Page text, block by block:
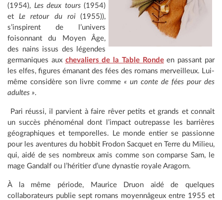
(1954), Les deux tours(1954)
et Le retour du roi(1955)),
s’inspirent de l’univers
foisonnant du Moyen Âge,
des nains issus des légendes
germaniques aux chevaliers de la Table Rondeen passant par
les elfes, figures émanant des fées des romans merveilleux. Lui-
même considère son livre comme « un conte de fées pour des
adultes ».
Pari réussi, il parvient à faire rêver petits et grands et connaît
un succès phénoménal dont l’impact outrepasse les barrières
géographiques et temporelles. Le monde entier se passionne
pour les aventures du hobbit Frodon Sacquet en Terre du Milieu,
qui, aidé de ses nombreux amis comme son comparse Sam, le
mage Gandalf ou l’héritier d’une dynastie royale Aragorn.
À la même période, Maurice Druon aidé de quelques
collaborateurs publie sept romans moyennâgeux entre 1955 et